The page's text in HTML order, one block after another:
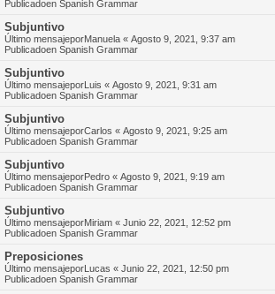
Publicadoen Spanish Grammar
Subjuntivo
Último mensajeporManuela « Agosto 9, 2021, 9:37 am
Publicadoen Spanish Grammar
Subjuntivo
Último mensajeporLuis « Agosto 9, 2021, 9:31 am
Publicadoen Spanish Grammar
Subjuntivo
Último mensajeporCarlos « Agosto 9, 2021, 9:25 am
Publicadoen Spanish Grammar
Subjuntivo
Último mensajeporPedro « Agosto 9, 2021, 9:19 am
Publicadoen Spanish Grammar
Subjuntivo
Último mensajeporMiriam « Junio 22, 2021, 12:52 pm
Publicadoen Spanish Grammar
Preposiciones
Último mensajeporLucas « Junio 22, 2021, 12:50 pm
Publicadoen Spanish Grammar